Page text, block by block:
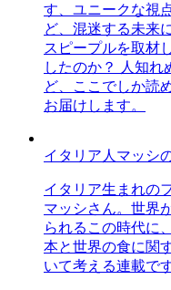
す、ユニークな視
ど、混迷する未来
スピープルを取材
したのか？ 人知れ
ど、ここでしか読
お届けします。
イタリア人マッシ
イタリア生まれの
マッシさん。世界
られるこの時代に
本と世界の食に関
いて考える連載です